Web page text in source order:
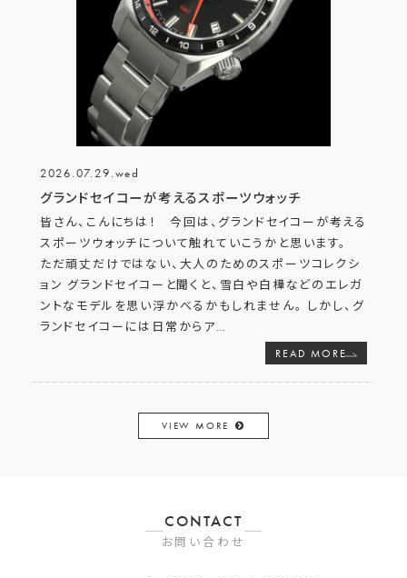
2026.07.29.wed
グランドセイコーが考えるスポーツウォッチ
皆さん、こんにちは！ 今回は、グランドセイコーが考える
スポーツウォッチについて触れていこうかと思います。
ただ頑丈だけではない、大人のためのスポーツコレクシ
ョン グランドセイコーと聞くと、雪白や白樺などのエレガ
ントなモデルを思い浮かべるかもしれません。 しかし、グ
ランドセイコーには日常からア…
READ MORE
VIEW MORE
CONTACT
お問い合わせ